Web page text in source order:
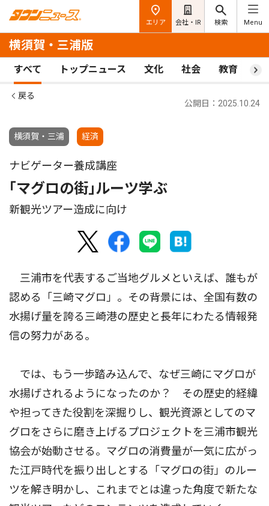
エリア 会社・IR 検索 Menu
横須賀・三浦版
すべて トップニュース 文化 社会 教育 ス
戻る
横須賀・三浦 経済
公開日：2025.10.24
ナビゲーター養成講座
｢マグロの街｣ルーツ学ぶ
新観光ツアー造成に向け
三浦市を代表するご当地グルメといえば、誰もが
認める「三崎マグロ」。その背景には、全国有数の
水揚げ量を誇る三崎港の歴史と長年にわたる情報発
信の努力がある。
では、もう一歩踏み込んで、なぜ三崎にマグロが
水揚げされるようになったのか？ その歴史的経緯
や担ってきた役割を深掘りし、観光資源としてのマ
グロをさらに磨き上げるプロジェクトを三浦市観光
協会が始動させる。マグロの消費量が一気に広がっ
た江戸時代を振り出しとする「マグロの街」のルー
ツを解き明かし、これまでとは違った角度で新たな